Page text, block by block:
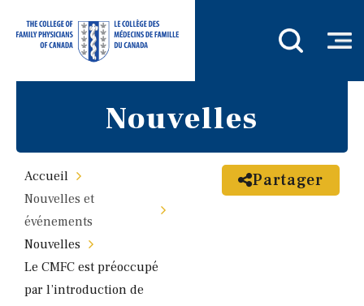
Nouvelles
Accueil
Nouvelles et
événements
Nouvelles
Le CMFC est préoccupé
par l’introduction de
Partager